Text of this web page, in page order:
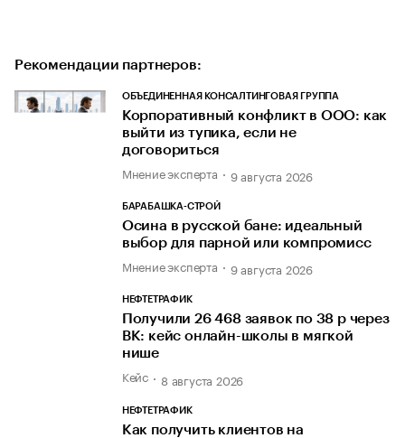
Рекомендации партнеров:
ОБЪЕДИНЕННАЯ КОНСАЛТИНГОВАЯ ГРУППА
Корпоративный конфликт в ООО: как
выйти из тупика, если не
договориться
Мнение эксперта 9 августа 2026
БАРАБАШКА-СТРОЙ
Осина в русской бане: идеальный
выбор для парной или компромисс
Мнение эксперта 9 августа 2026
НЕФТЕТРАФИК
Получили 26 468 заявок по 38 р через
ВК: кейс онлайн-школы в мягкой
нише
Кейс 8 августа 2026
НЕФТЕТРАФИК
Как получить клиентов на